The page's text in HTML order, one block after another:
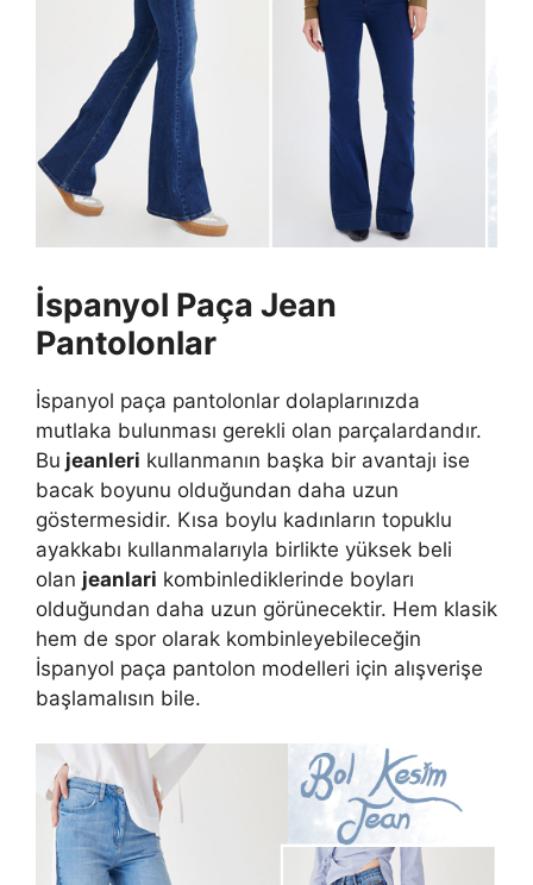
İspanyol Paça Jean
Pantolonlar
İspanyol paça pantolonlar dolaplarınızda
mutlaka bulunması gerekli olan parçalardandır.
Bu jeanleri kullanmanın başka bir avantajı ise
bacak boyunu olduğundan daha uzun
göstermesidir. Kısa boylu kadınların topuklu
ayakkabı kullanmalarıyla birlikte yüksek beli
olan jeanlari kombinlediklerinde boyları
olduğundan daha uzun görünecektir. Hem klasik
hem de spor olarak kombinleyebileceğin
İspanyol paça pantolon modelleri için alışverişe
başlamalısın bile.